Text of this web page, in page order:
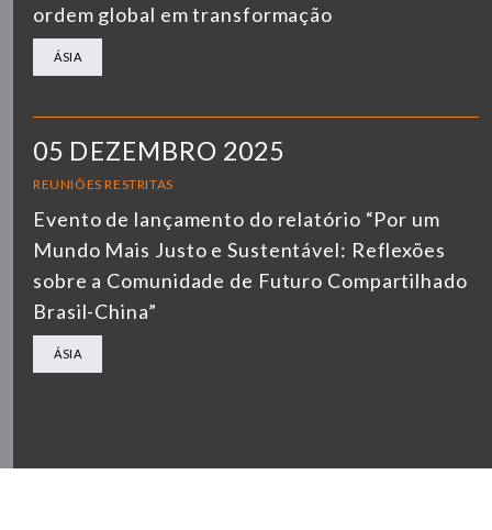
ordem global em transformação
ÁSIA
05 DEZEMBRO 2025
REUNIÕES RESTRITAS
Evento de lançamento do relatório “Por um
Mundo Mais Justo e Sustentável: Reflexões
sobre a Comunidade de Futuro Compartilhado
Brasil-China”
ÁSIA